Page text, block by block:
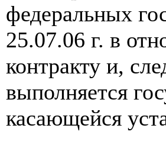
федеральных
25.07.06 г. в
контракту и,
выполняется
касающейся